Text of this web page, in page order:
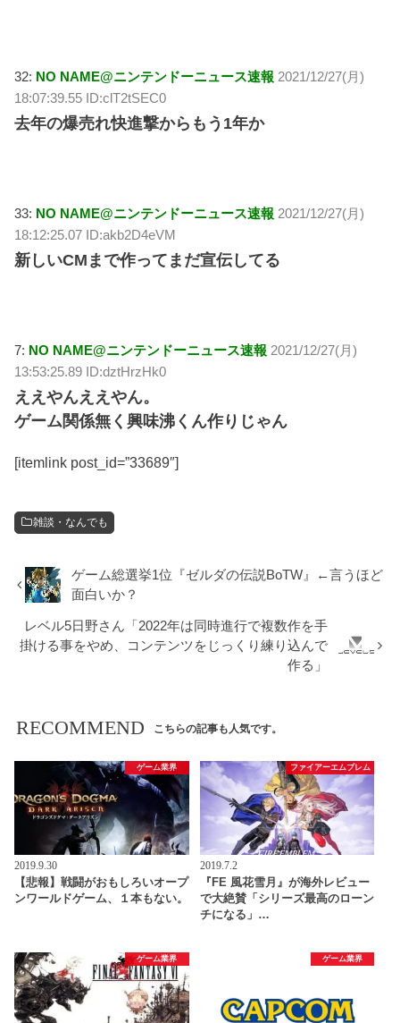
32: NO NAME@ニンテンドーニュース速報 2021/12/27(月)
18:07:39.55 ID:clT2tSEC0
去年の爆売れ快進撃からもう1年か
33: NO NAME@ニンテンドーニュース速報 2021/12/27(月)
18:12:25.07 ID:akb2D4eVM
新しいCMまで作ってまだ宣伝してる
7: NO NAME@ニンテンドーニュース速報 2021/12/27(月)
13:53:25.89 ID:dztHrzHk0
ええやんええやん。
ゲーム関係無く興味沸くん作りじゃん
[itemlink post_id=”33689″]
雑談・なんでも
ゲーム総選挙1位『ゼルダの伝説BoTW』←言うほど
面白いか？
レベル5日野さん「2022年は同時進行で複数作を手
掛ける事をやめ、コンテンツをじっくり練り込んで
作る」
RECOMMEND こちらの記事も人気です。
ゲーム業界
2019.9.30
【悲報】戦闘がおもしろいオープ
ンワールドゲーム、１本もない。
ファイアーエムブレム
2019.7.2
『FE 風花雪月』が海外レビュー
で大絶賛「シリーズ最高のローン
チになる」…
ゲーム業界 ゲーム業界